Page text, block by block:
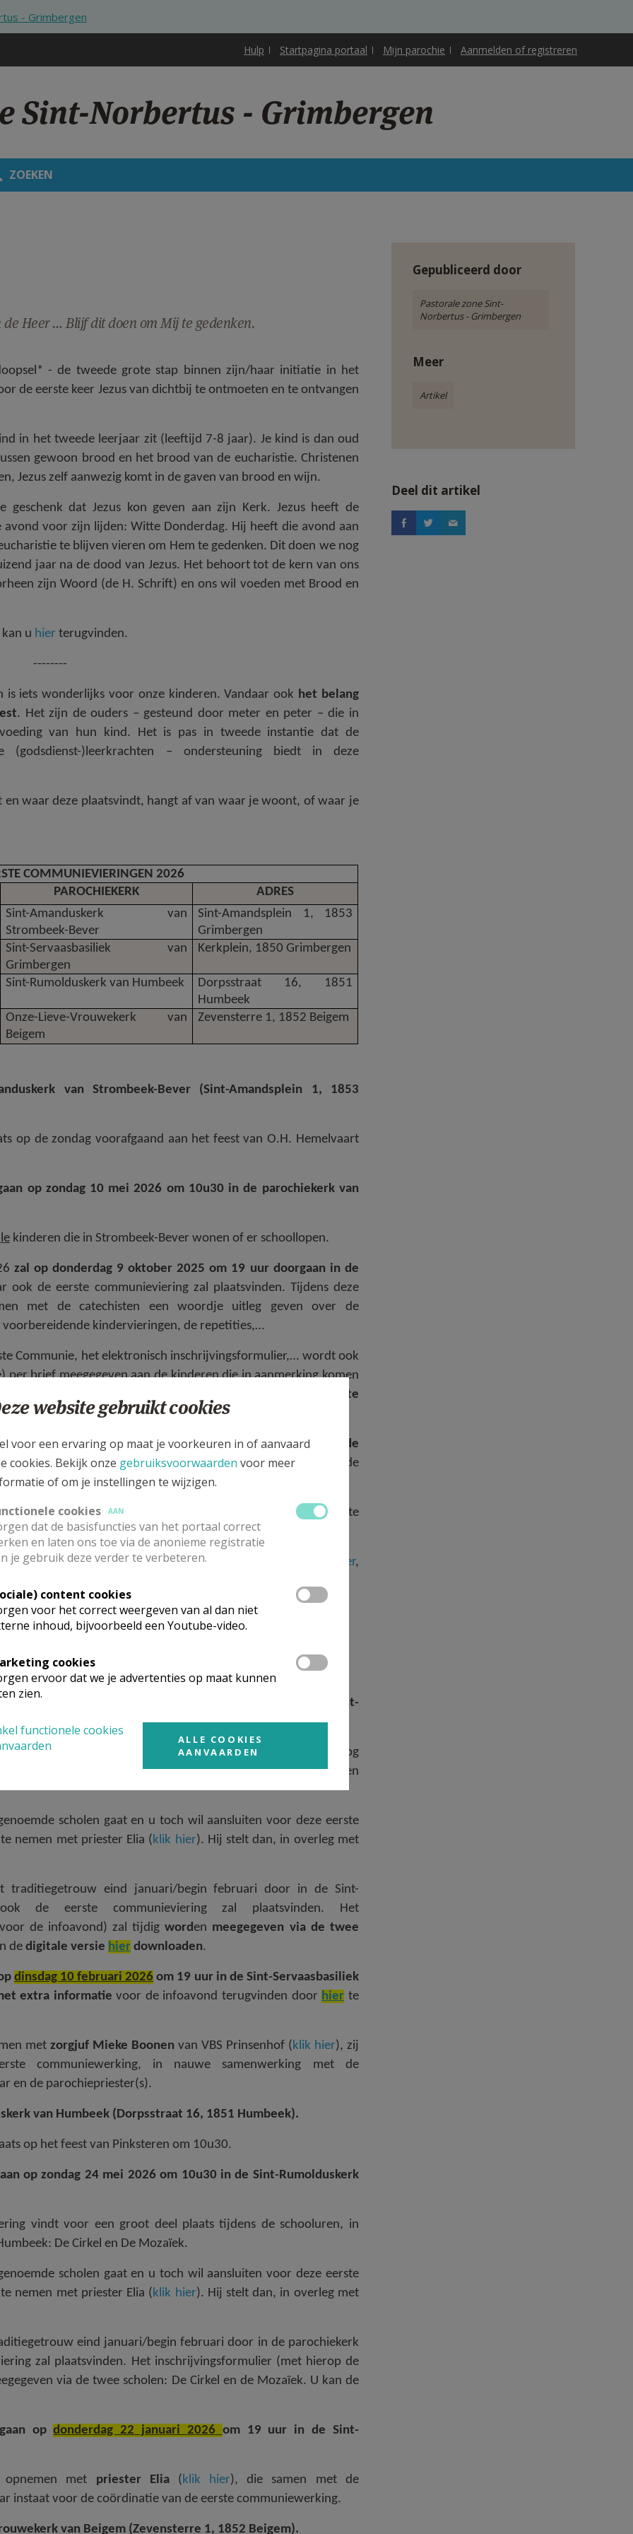
- Grimbergen
Hulp Startpagina portaal Mijn parochie Aanmelden of registreren
Sint-Norbertus - Grimbergen
ZOEKEN
Heer … Blijf dit doen om Mij te gedenken.
- de tweede grote stap binnen zijn/haar initiatie in het
de eerste keer Jezus van dichtbij te ontmoeten en te ontvangen
in het tweede leerjaar zit (leeftijd 7-8 jaar). Je kind is dan oud
gewoon brood en het brood van de eucharistie. Christenen
Jezus zelf aanwezig komt in de gaven van brood en wijn.
dat Jezus kon geven aan zijn Kerk. Jezus heeft de
voor zijn lijden: Witte Donderdag. Hij heeft die avond aan
te blijven vieren om Hem te gedenken. Dit doen we nog
jaar na de dood van Jezus. Het behoort tot de kern van ons
zijn Woord (de H. Schrift) en ons wil voeden met Brood en
u hier terugvinden.
--------
is iets wonderlijks voor onze kinderen. Vandaar ook het belang
. Het zijn de ouders – gesteund door meter en peter – die in
van hun kind. Het is pas in tweede instantie dat de
)leerkrachten – ondersteuning biedt in deze
waar deze plaatsvindt, hangt af van waar je woont, of waar je
COMMUNIEVIERINGEN 2026
PAROCHIEKERK
ADRES
Sint-Amanduskerk van
Strombeek-Bever
Sint-Amandsplein 1, 1853
Grimbergen
Sint-Servaasbasiliek van
Grimbergen
Kerkplein, 1850 Grimbergen
Sint-Rumolduskerk van Humbeek
Dorpsstraat 16, 1851
Humbeek
Onze-Lieve-Vrouwekerk van
Beigem
Zevensterre 1, 1852 Beigem
van Strombeek-Bever (Sint-Amandsplein 1, 1853
op de zondag voorafgaand aan het feest van O.H. Hemelvaart
op zondag 10 mei 2026 om 10u30 in de parochiekerk van
kinderen die in Strombeek-Bever wonen of er schoollopen.
zal op donderdag 9 oktober 2025om 19 uur doorgaan in de
ook de eerste communieviering zal plaatsvinden. Tijdens deze
met de catechisten een woordje uitleg geven over de
kindervieringen, de repetities,…
Communie, het elektronisch inschrijvingsformulier,… wordt ook
per brief meegegeven aan de kinderen die in aanmerking komen
voor de infoavond ook raadplegen door
te
hier ) is verplicht!Uiterste deadline van inschrijving voor de
bijeenkomst voor de kinderen). Men kan zich tijdens de
data van samenkomsten terugvinden doorhier te
opnemen met catechistenKatrin en Helena klik hier,
van Grimbergen (Kerkplein, 1850 Grimbergen).
op het feest van O.H. Hemelvaart om 10 uur*.
tien dagen voor het feest van Pinksteren.
op donderdag 14 mei 2026 om 10 uur in de Sint-
(godsdienst-)leerkrachten van Het Prinsenhof en De Regenboog
begeleid kerkbezoek met de priester(s), de repetities,… vinden
scholen gaat en u toch wil aansluiten voor deze eerste
nemen met priester Elia (klik hier). Hij stelt dan, in overleg met
traditiegetrouw eind januari/begin februari door in de Sint-
de eerste communieviering zal plaatsvinden. Het
de infoavond) zal tijdigworden meegegeven via de twee
de digitale versie hier downloaden.
dinsdag 10 februari 2026 om 19 uur in de Sint-Servaasbasiliek
extra informatievoor de infoavond terugvinden door hier te
met zorgjuf Mieke Boonen van VBS Prinsenhof (klik hier), zij
communiewerking, in nauwe samenwerking met de
en de parochiepriester(s).
van Humbeek (Dorpsstraat 16, 1851 Humbeek).
op het feest van Pinksteren om 10u30.
op zondag 24 mei 2026 om 10u30 in de Sint-Rumolduskerk
vindt voor een groot deel plaats tijdens de schooluren, in
De Cirkel en De Mozaïek.
scholen gaat en u toch wil aansluiten voor deze eerste
nemen met priester Elia (klik hier). Hij stelt dan, in overleg met
eind januari/begin februari door in de parochiekerk
zal plaatsvinden. Het inschrijvingsformulier (met hierop de
via de twee scholen: De Cirkel en de Mozaïek. U kan de
opdonderdag 22 januari 2026 om 19 uur in de Sint-
met priester Elia (klik hier), die samen met de
instaat voor de coördinatie van de eerste communiewerking.
van Beigem (Zevensterre 1, 1852 Beigem).
Gepubliceerd door
Pastorale zone Sint-
Norbertus - Grimbergen
Meer
Artikel
Deel dit artikel
website gebruikt cookies
voor een ervaring op maat je voorkeuren in of aanvaard
cookies. Bekijk onze gebruiksvoorwaarden voor meer
of om je instellingen te wijzigen.
cookies
AAN
dat de basisfuncties van het portaal correct
en laten ons toe via de anonieme registratie
je gebruik deze verder te verbeteren.
content cookies
voor het correct weergeven van al dan niet
inhoud, bijvoorbeeld een Youtube-video.
cookies
ervoor dat we je advertenties op maat kunnen
zien.
functionele cookies
ALLE COOKIES
AANVAARDEN